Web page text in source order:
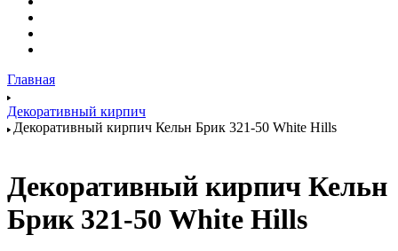
Главная
Декоративный кирпич
Декоративный кирпич Кельн Брик 321-50 White Hills
Декоративный кирпич Кельн
Брик 321-50 White Hills